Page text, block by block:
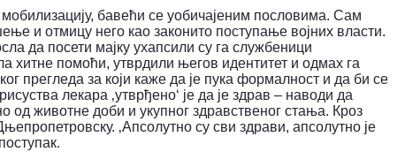
бавећи се уобичајеним пословима. Сам
и отмицу него као законито поступање војних власти.
да посети мајку ухапсили су га службеници
хитне помоћи, утврдили његов идентитет и одмах га
прегледа за који каже да је пука формалност и да би се
лекара ‚утврђено‘ је да је здрав – наводи да
од животне доби и укупног здравственог стања. Кроз
‚Апсолутно су сви здрави, апсолутно је